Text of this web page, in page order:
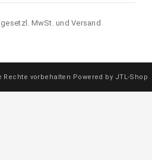
MwSt. und Versand
Rechte vorbehalten· Powered by JTL-Shop